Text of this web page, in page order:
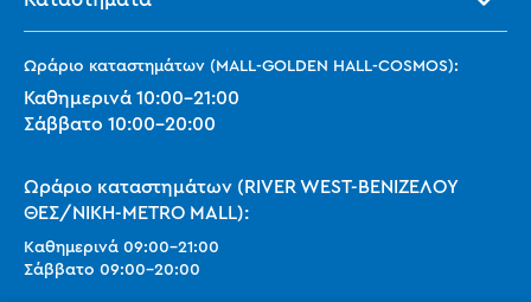
Ωράριο καταστημάτων (MALL-GOLDEN HALL-COSMOS):
Καθημερινά 10:00-21:00
Σάββατο 10:00-20:00
Ωράριο καταστημάτων (RIVER WEST-ΒΕΝΙΖΕΛΟΥ
ΘΕΣ/ΝΙΚΗ-METRO MALL):
Καθημερινά 09:00-21:00
Σάββατο 09:00-20:00